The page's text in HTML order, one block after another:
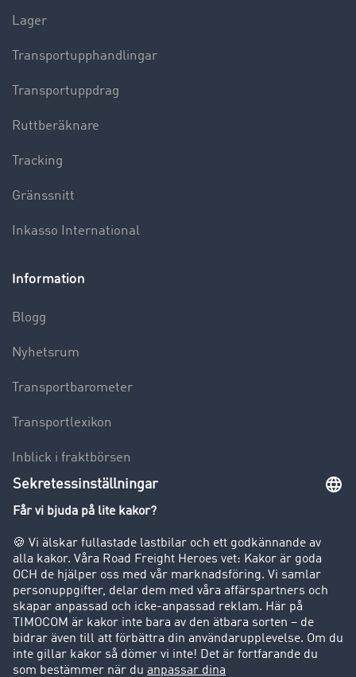
Lager
Transportupphandlingar
Transportuppdrag
Ruttberäknare
Tracking
Gränssnitt
Inkasso International
Information
Blogg
Nyhetsrum
Transportbarometer
Transportlexikon
Inblick i fraktbörsen
Körförbud för lastbilar
Företag
Kunder värvar kunder
Success Stories
Support